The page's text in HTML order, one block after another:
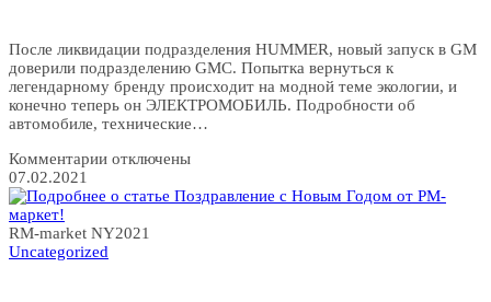
После ликвидации подразделения HUMMER, новый запуск в GM
доверили подразделению GMC. Попытка вернуться к
легендарному бренду происходит на модной теме экологии, и
конечно теперь он ЭЛЕКТРОМОБИЛЬ. Подробности об
автомобиле, технические…
Комментариик
Новый
EV
доступен
к
отключены
07.02.2021
RM-market NY2021
Uncategorized